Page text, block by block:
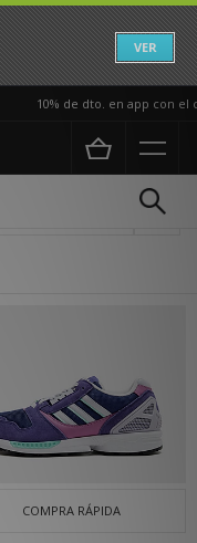
VER
10% de dto. en app con el
COMPRA RÁPIDA